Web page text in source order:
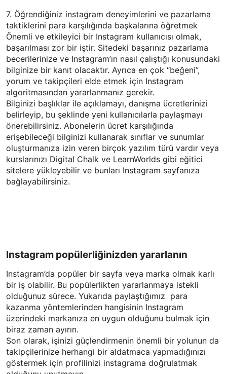
7. Öğrendiğiniz instagram deneyimlerini ve pazarlama
taktiklerini para karşılığında başkalarına öğretmek
Önemli ve etkileyici bir Instagram kullanıcısı olmak,
başarılması zor bir iştir. Sitedeki başarınız pazarlama
becerilerinize ve Instagram’ın nasıl çalıştığı konusundaki
bilginize bir kanıt olacaktır. Ayrıca en çok “beğeni”,
yorum ve takipçileri elde etmek için Instagram
algoritmasından yararlanmanız gerekir.
Bilginizi başlıklar ile açıklamayı, danışma ücretlerinizi
belirleyip, bu şeklinde yeni kullanıcılarla paylaşmayı
önerebilirsiniz. Abonelerin ücret karşılığında
erişebileceği bilginizi kullanarak sınıflar ve sunumlar
oluşturmanıza izin veren birçok yazılım türü vardır veya
kurslarınızı Digital Chalk ve LearnWorlds gibi eğitici
sitelere yükleyebilir ve bunları Instagram sayfanıza
bağlayabilirsiniz.
Instagram popülerliğinizden yararlanın
Instagram’da popüler bir sayfa veya marka olmak karlı
bir iş olabilir. Bu popülerlikten yararlanmaya istekli
olduğunuz sürece. Yukarıda paylaştığımız para
kazanma yöntemlerinden hangisinin Instagram
üzerindeki markanıza en uygun olduğunu bulmak için
biraz zaman ayırın.
Son olarak, işinizi güçlendirmenin önemli bir yolunun da
takipçilerinize herhangi bir aldatmaca yapmadığınızı
göstermek için profilinizi instagrama doğrulatmak